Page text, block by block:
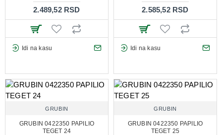
2.489,52 RSD
Idi na kasu
2.585,52 RSD
Idi na kasu
GRUBIN
GRUBIN 0422350 PAPILIO
TEGET 24
GRUBIN
GRUBIN 0422350 PAPILIO
TEGET 25